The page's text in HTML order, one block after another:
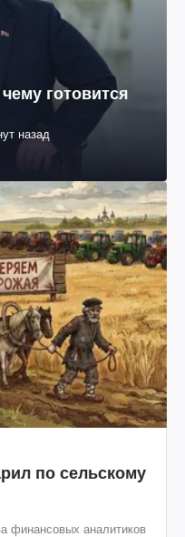
готовится
назад
по сельскому
финансовых аналитиков